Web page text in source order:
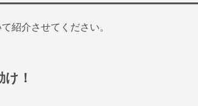
紹介させてください。
！